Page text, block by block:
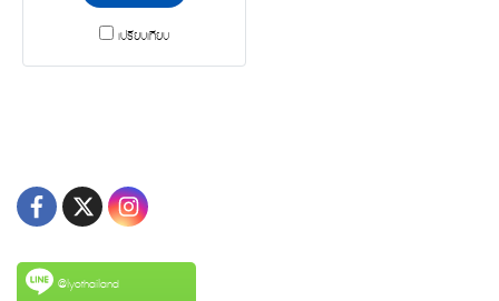
เปรียบเทียบ
@lyothailand